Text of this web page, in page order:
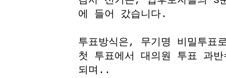
에 들어 갔습니다.
투표방식은, 무기명 비밀투표
첫 투표에서 대의원 투표 과
되며..